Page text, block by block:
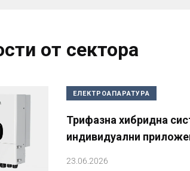
от сектора
ЕЛЕКТРОАПАРАТУРА
Трифазна хибридна
индивидуални
23.06.2026